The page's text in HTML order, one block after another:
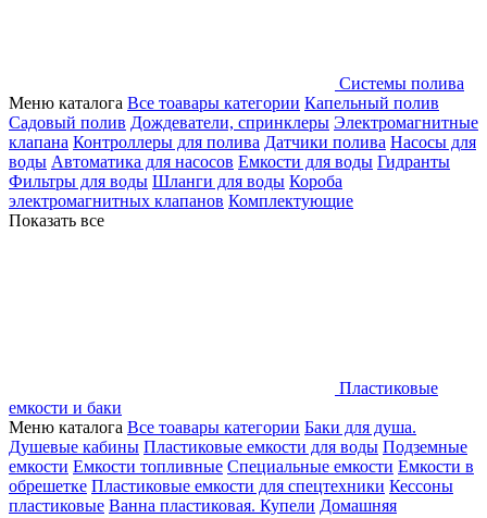
Системы полива
Меню каталога Все тоавары категории Капельный полив
Садовый полив Дождеватели, спринклеры Электромагнитные
клапана Контроллеры для полива Датчики полива Насосы для
воды Автоматика для насосов Емкости для воды Гидранты
Фильтры для воды Шланги для воды Короба
электромагнитных клапанов Комплектующие
Показать все
Пластиковые
емкости и баки
Меню каталога Все тоавары категории Баки для душа.
Душевые кабины Пластиковые емкости для воды Подземные
емкости Емкости топливные Специальные емкости Емкости в
обрешетке Пластиковые емкости для спецтехники Кессоны
пластиковые Ванна пластиковая. Купели Домашняя